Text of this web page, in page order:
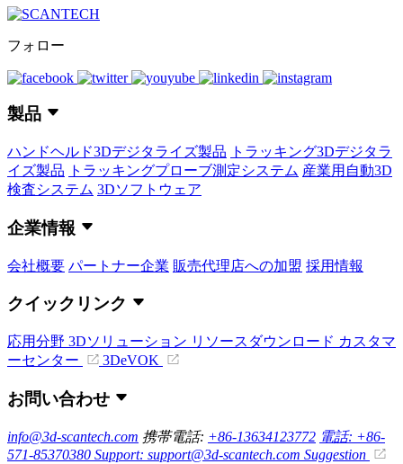
フォロー
製品
ハンドヘルド3Dデジタライズ製品
トラッキング3Dデジタラ
イズ製品
トラッキングプローブ測定システム 産業用自動3D
検査システム 3Dソフトウェア
企業情報
会社概要 パートナー企業 販売代理店への加盟 採用情報
クイックリンク
応用分野 3Dソリューション リソースダウンロード カスタマ
ーセンター
3DeVOK
お問い合わせ
info@3d-scantech.com 携帯電話: +86-13634123772 電話: +86-
571-85370380 Support: support@3d-scantech.com Suggestion